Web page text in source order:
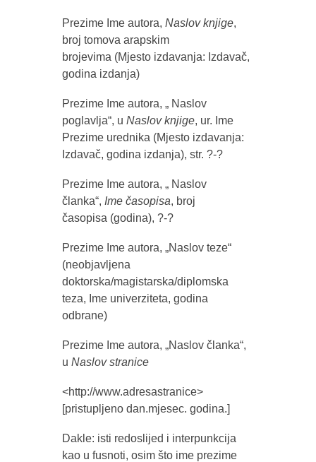
Prezime Ime autora, Naslov knjige,
broj tomova arapskim
brojevima (Mjesto izdavanja: Izdavač,
godina izdanja)
Prezime Ime autora, „ Naslov
poglavlja“, u Naslov knjige, ur. Ime
Prezime urednika (Mjesto izdavanja:
Izdavač, godina izdanja), str. ?-?
Prezime Ime autora, „ Naslov
članka“, Ime časopisa, broj
časopisa (godina), ?-?
Prezime Ime autora, „Naslov teze“
(neobjavljena
doktorska/magistarska/diplomska
teza, Ime univerziteta, godina
odbrane)
Prezime Ime autora, „Naslov članka“,
u Naslov stranice
<http://www.adresastranice>
[pristupljeno dan.mjesec. godina.]
Dakle: isti redoslijed i interpunkcija
kao u fusnoti, osim što ime prezime